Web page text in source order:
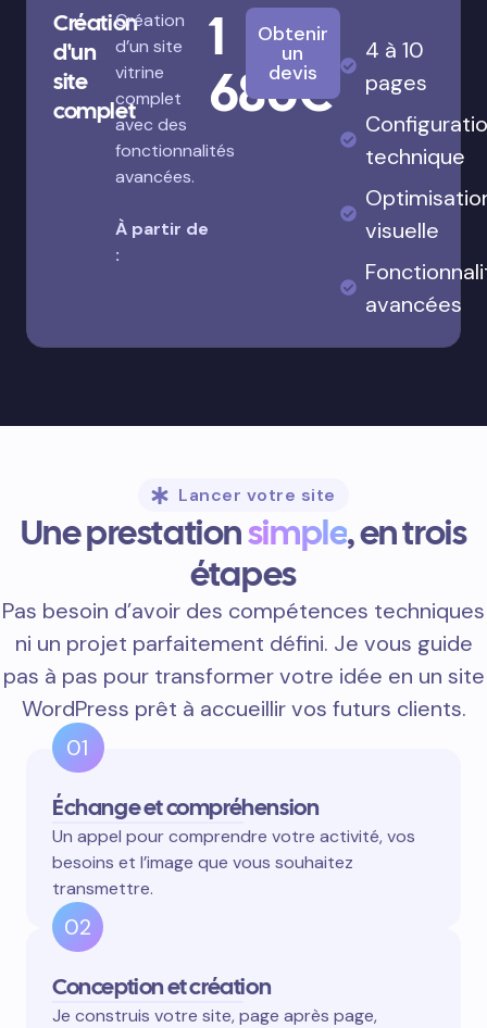
Création
d'un
site
complet
Création
d’un site
vitrine
complet
avec des
fonctionnalités
avancées.
À partir de
:
1
680€
Obtenir
un
devis
4 à 10
pages
technique
visuelle
avancées
Lancer votre site
Une prestationsimple, en trois
étapes
Pas besoin d’avoir des compétences techniques
ni un projet parfaitement défini. Je vous guide
pas à pas pour transformer votre idée en un site
WordPress prêt à accueillir vos futurs clients.
01
Échange et compréhension
Un appel pour comprendre votre activité, vos
besoins et l’image que vous souhaitez
transmettre.
02
Conception et création
Je construis votre site, page après page,